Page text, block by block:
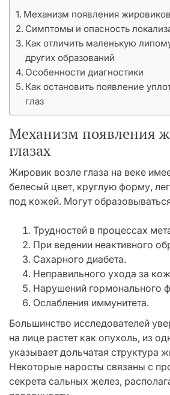
Механизм появления жировиков
Симптомы и опасность
Как отличить маленькую
других образований
Особенности диагностики
Как остановить появление
глаз
Механизм появления
глазах
Жировик возле глаза на веке
белесый цвет, круглую форму,
под кожей. Могут
Трудностей в процессах
При ведении неактивного
Сахарного диабета.
Неправильного ухода за
Нарушений гормонального
Ослабления иммунитета.
Большинство исследователей
на лице растет как опухоль, из
указывает дольчатая структура
Некоторые наросты связаны с
секрета сальных желез,